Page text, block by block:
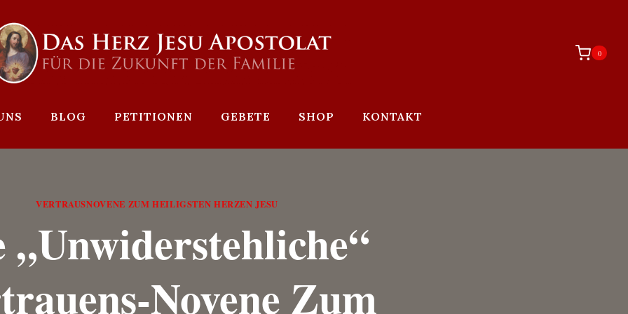
0
BLOG PETITIONEN GEBETE SHOP KONTAKT
VERTRAUSNOVENE ZUM HEILIGSTEN HERZEN JESU
„unwiderstehliche“
Novene Zum